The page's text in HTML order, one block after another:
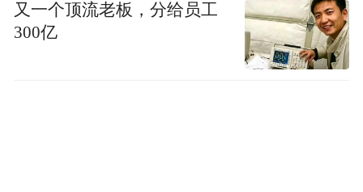
又一个顶流老板，分给员工
300亿